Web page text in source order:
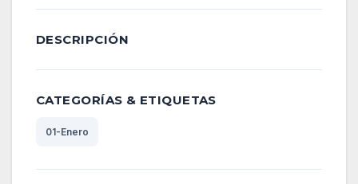
DESCRIPCIÓN
CATEGORÍAS & ETIQUETAS
01-Enero